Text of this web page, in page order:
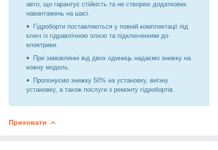
авто, що гарантує стійкість та не створює додаткових
навантажень на шасі.
Гідроборти поставляються у повній комплектації під
ключ із гідравлічною олією та підключенням до
електрики.
При замовленні від двох одиниць надаємо знижку на
кожну модель.
Пропонуємо знижку 50% на установку, виїзну
установку, а також послуги з ремонту гідробортів.
Приховати